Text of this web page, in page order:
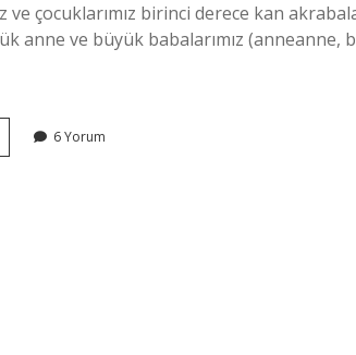
ve çocuklarımız birinci derece kan
anne ve büyük babalarımız (anneanne,
6 Yorum